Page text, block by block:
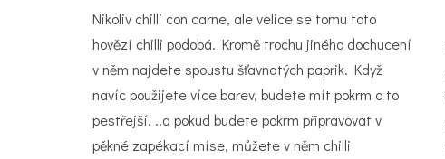
Nikoliv chilli con carne, ale velice se tomu toto
hovězí chilli podobá. Kromě trochu jiného dochucení
v něm najdete spoustu šťavnatých paprik. Když
navíc použijete více barev, budete mít pokrm o to
pestřejší. ..a pokud budete pokrm připravovat v
pěkné zapékací míse, můžete v něm chilli